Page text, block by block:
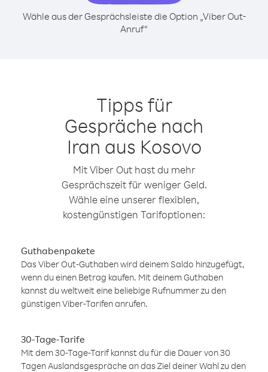
Wähle aus der Gesprächsleiste die Option „Viber Out-
Anruf“
Tipps für
Gespräche nach
Iran aus Kosovo
Mit Viber Out hast du mehr
Gesprächszeit für weniger Geld.
Wähle eine unserer flexiblen,
kostengünstigen Tarifoptionen:
Guthabenpakete
Das Viber Out-Guthaben wird deinem Saldo hinzugefügt,
wenn du einen Betrag kaufen. Mit deinem Guthaben
kannst du weltweit eine beliebige Rufnummer zu den
günstigen Viber-Tarifen anrufen.
30-Tage-Tarife
Mit dem 30-Tage-Tarif kannst du für die Dauer von 30
Tagen Auslandsgespräche an das Ziel deiner Wahl zu den